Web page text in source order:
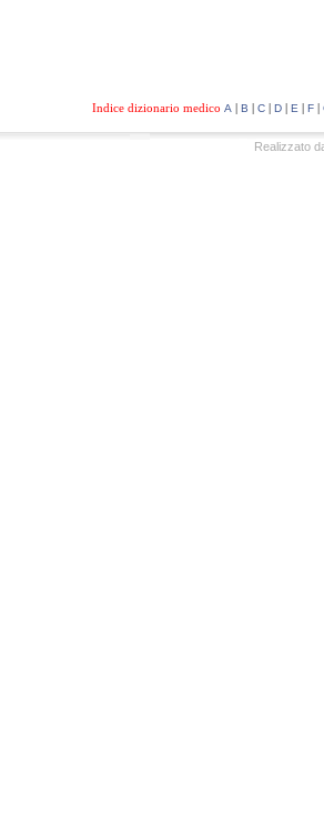
Indice dizionario medico A | B | C| D| E | F|
Realizzato